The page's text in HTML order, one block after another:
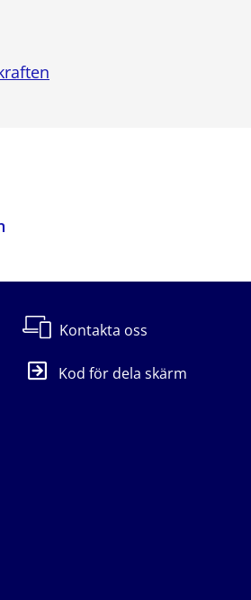
Kontakta oss
Kod för dela skärm